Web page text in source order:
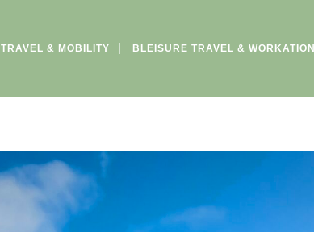
TRAVEL & MOBILITY BLEISURE TRAVEL & WORKATION